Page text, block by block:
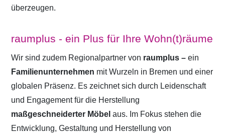
überzeugen.
raumplus - ein Plus für Ihre Wohn(t)räume
Wir sind zudem Regionalpartner von raumplus – ein
Familienunternehmen mit Wurzeln in Bremen und einer
globalen Präsenz. Es zeichnet sich durch Leidenschaft
und Engagement für die Herstellung
maßgeschneiderter Möbelaus. Im Fokus stehen die
Entwicklung, Gestaltung und Herstellung von